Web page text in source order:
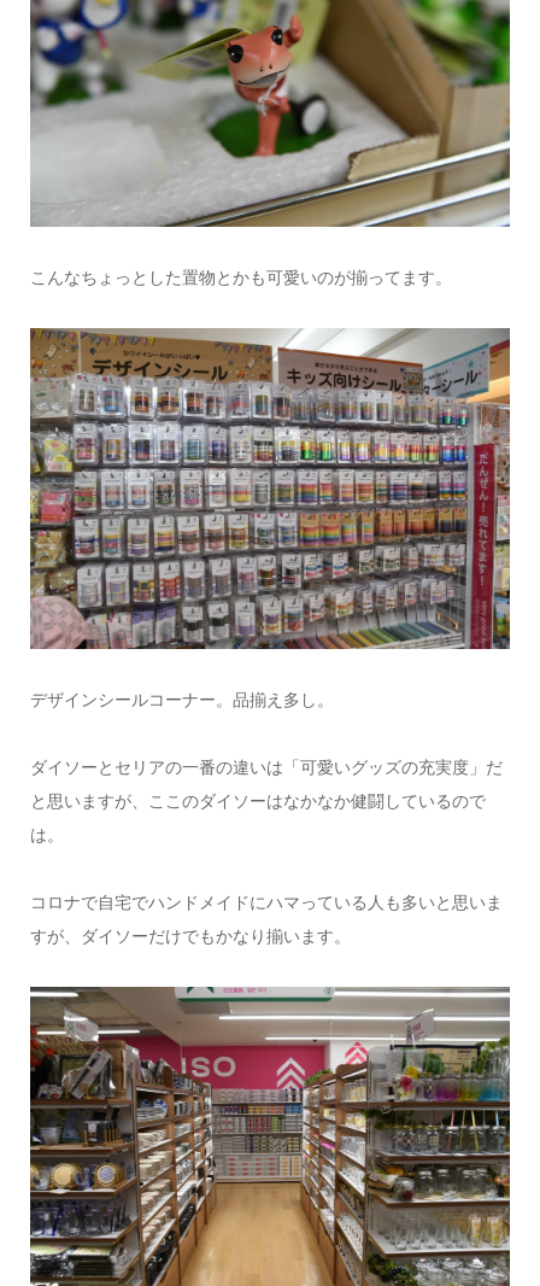
こんなちょっとした置物とかも可愛いのが揃ってます。
デザインシールコーナー。品揃え多し。
ダイソーとセリアの一番の違いは「可愛いグッズの充実度」だ
と思いますが、ここのダイソーはなかなか健闘しているので
は。
コロナで自宅でハンドメイドにハマっている人も多いと思いま
すが、ダイソーだけでもかなり揃います。